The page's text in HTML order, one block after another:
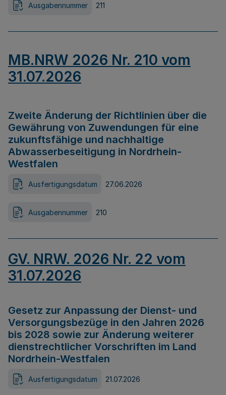
Ausgabennummer 211
MB.NRW 2026 Nr. 210 vom
31.07.2026
Zweite Änderung der Richtlinien über die
Gewährung von Zuwendungen für eine
zukunftsfähige und nachhaltige
Abwasserbeseitigung in Nordrhein-
Westfalen
Ausfertigungsdatum 27.06.2026
Ausgabennummer 210
GV. NRW. 2026 Nr. 22 vom
31.07.2026
Gesetz zur Anpassung der Dienst- und
Versorgungsbezüge in den Jahren 2026
bis 2028 sowie zur Änderung weiterer
dienstrechtlicher Vorschriften im Land
Nordrhein-Westfalen
Ausfertigungsdatum 21.07.2026